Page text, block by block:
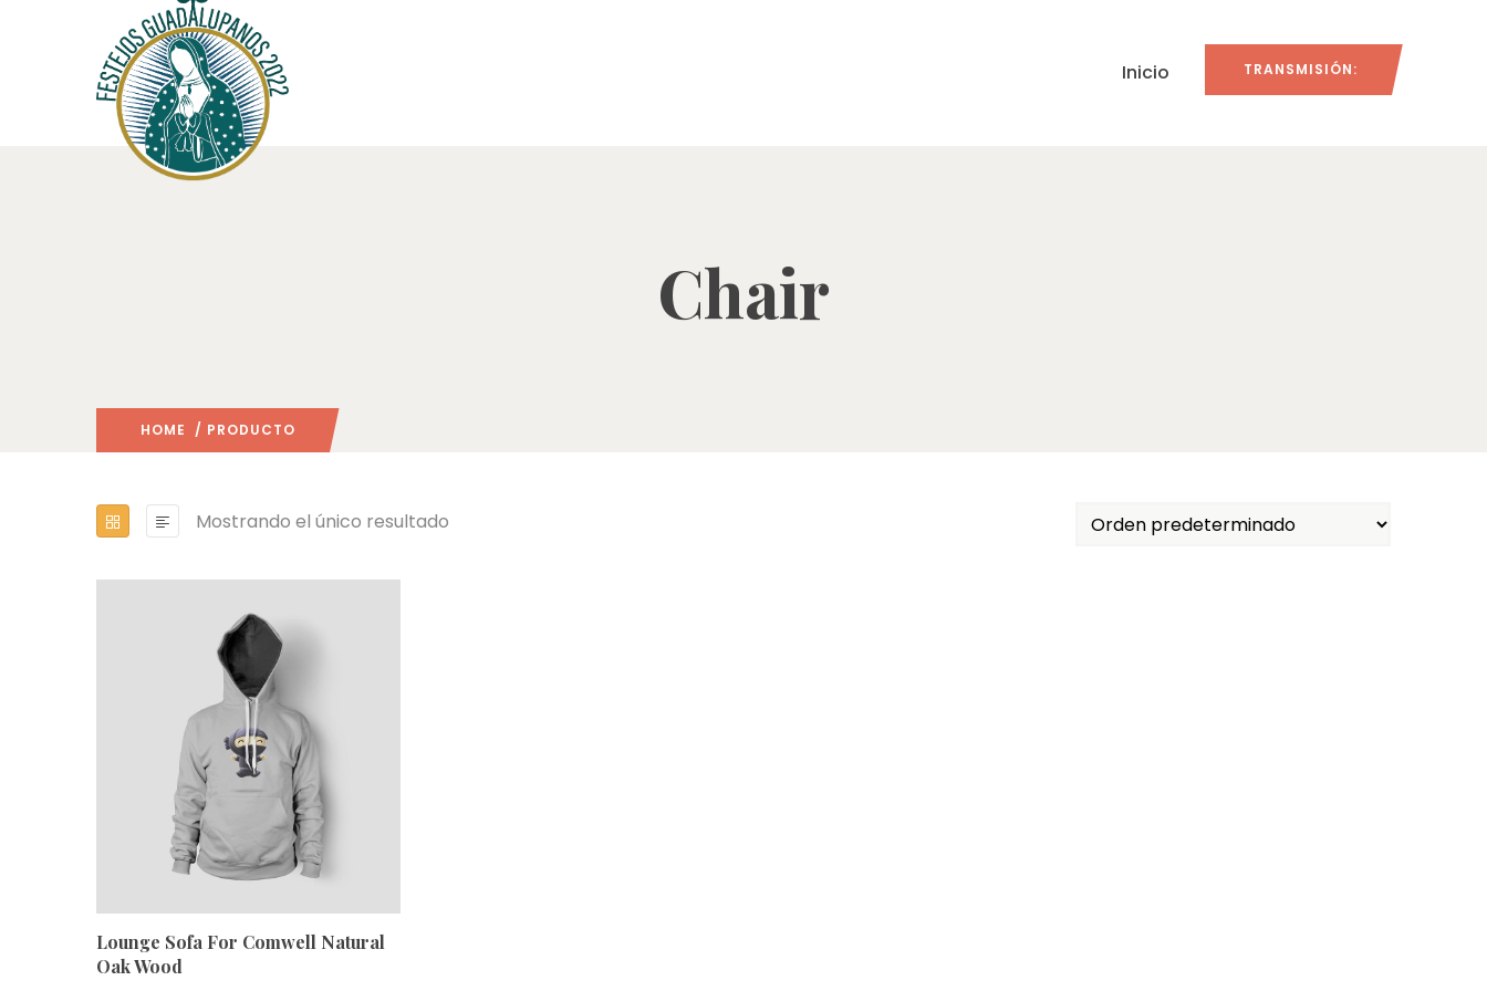
Inicio TRANSMISIÓN:
Chair
HOME / PRODUCTO
Mostrando el único resultado
Lounge Sofa For Comwell Natural
Oak Wood